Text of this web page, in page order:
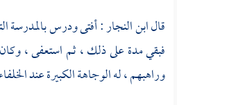
قالابن النجار: أفتى ودرس بالمدرسة
فبقي مدة على ذلك ، ثم استعفى ،
وراهبهم ، له الوجاهة الكبيرة عند